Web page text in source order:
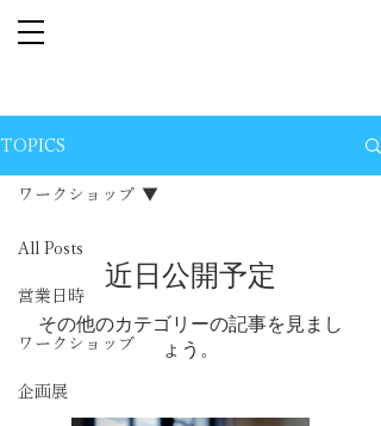
TOPICS
All Posts
営業日時
ワークショップ
企画展
ワークショップ
近日公開予定
その他のカテゴリーの記事を見まし
ょう。